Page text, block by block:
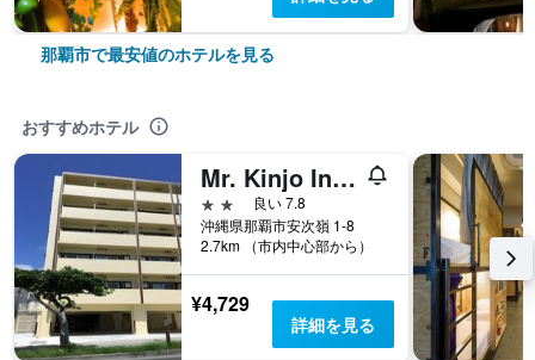
那覇市で最安値のホテルを見る
おすすめホテル
Mr. Kinjo In Violette 空港前
2つ星
良い 7.8
沖縄県那覇市安次嶺 1-8
2.7km （市内中心部から）
¥4,729
詳細を見る